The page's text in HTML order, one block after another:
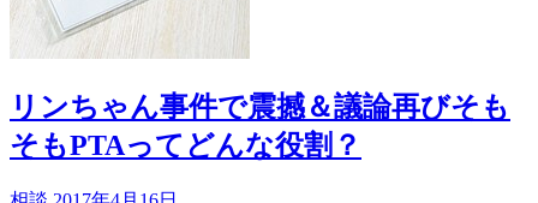
リンちゃん事件で震撼＆議論再びそも
そもPTAってどんな役割？